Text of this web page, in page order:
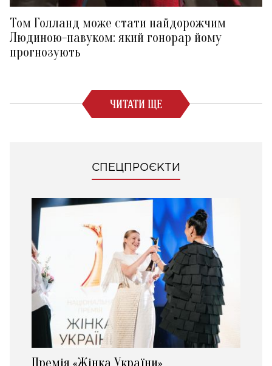
Том Голланд може стати найдорожчим
Людиною-павуком: який гонорар йому
прогнозують
ЧИТАТИ ЩЕ
СПЕЦПРОЄКТИ
Премія «Жінка України»